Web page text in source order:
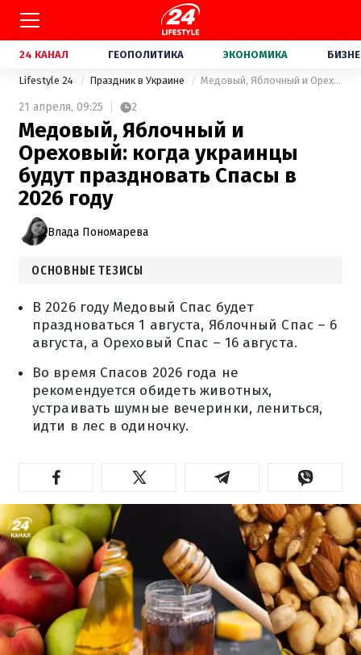
24 КАНАЛ ГЕОПОЛИТИКА ЭКОНОМИКА
Lifestyle 24 Праздник в Украине Медовый, Яблочный и Ореховый: когда украинцы будут праздновать Спасы в 2026 году
21 апреля, 09:25 2
Медовый, Яблочный и
Ореховый: когда украинцы
будут праздновать Спасы в
2026 году
Влада Пономарева
ОСНОВНЫЕ ТЕЗИСЫ
В 2026 году Медовый Спас будет
праздноваться 1 августа, Яблочный Спас – 6
августа, а Ореховый Спас – 16 августа.
Во время Спасов 2026 года не
рекомендуется обидеть животных,
устраивать шумные вечеринки, лениться,
идти в лес в одиночку.